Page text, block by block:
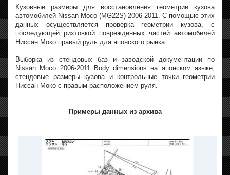
Кузовные размеры для восстановления геометрии кузова
автомобилей Nissan Moco (MG22S) 2006-2011. С помощью этих
данных осуществляется проверка геометрии кузова, с
последующей рихтовкой поврежденных частей автомобилей
Ниссан Моко правый руль для японского рынка.
Выборка из стендовых баз и заводской документации по
Nissan Moco 2006-2011 Body dimensions на японском языке,
стендовые размеры кузова и контрольные точки геометрии
Ниссан Моко с правым расположением руля.
Примеры данных из архива